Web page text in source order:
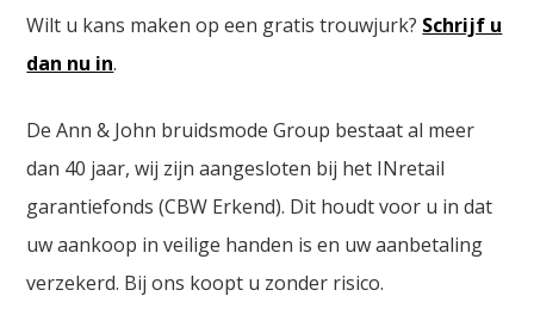
Wilt u kans maken op een gratis trouwjurk? Schrijf u
dan nu in.
De Ann & John bruidsmode Group bestaat al meer
dan 40 jaar, wij zijn aangesloten bij het INretail
garantiefonds (CBW Erkend). Dit houdt voor u in dat
uw aankoop in veilige handen is en uw aanbetaling
verzekerd. Bij ons koopt u zonder risico.